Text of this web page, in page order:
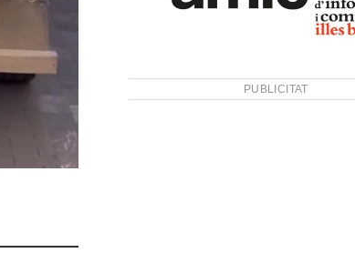
PUBLICITAT